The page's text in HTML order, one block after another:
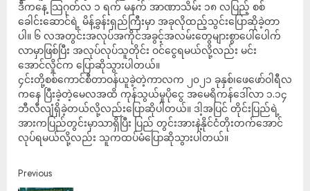
ဒီကနေ့ သြဂုတ်လ ၁ ရက် မနက် အာဏာသိမ်း ၁၈ လပြည့် စစ်
ခေါင်းဆောင်ရဲ့ မိန့်ခွန်းရှည်ကြီးမှာ အခုလိုထည့်သွင်းပြောဆိုခဲ့တာ
ပါ။ ၆ လအတွင်းအလုပ်အကိုင်အခွင့်အလမ်းတွေများစွာပေါ်ပေါက်
လာမှာဖြစ်ပြီး အလုပ်လုပ်သူတိုင်း ဝင်ငွေရမယ်လို့လည်း မင်း
အောင်လှိုင်က ပြောဆိုသွားပါတယ်။
၄င်းတို့စစ်ကောင်စီတာဝန်ယူခဲ့တဲ့ကာလက ၂၀၂၁ ခုနှစ်၊ဖေဖော်ဝါရီလ
ကနေ ပြီးခဲ့တဲ့မေလအထိ ကုန်သွယ်မှုပိုငွေ အမေရိကန်ဒေါ်လာ ၁.၁၄
ဘီလီလျံရှိခဲ့တယ်လို့လည်းပြောဆိုပါတယ်။ ဒါ့အပြင် တိုင်းပြည်ရဲ့
အားကပြည်တွင်းမှာသာရှိပြီး ပြည် တွင်းအားနဲ့နိုင်ငံတိုးတက်အောင်
လုပ်ရမယ်လို့လည်း သူကထပ်မံပြောဆိုသွားပါတယ်။
Previous